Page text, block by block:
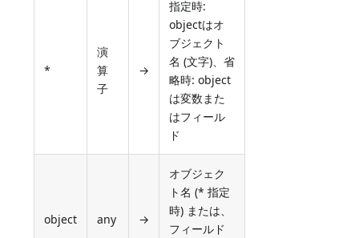
*
演
算
子
→
指定時:
objectはオ
ブジェクト
名 (文字)、省
略時: object
は変数また
はフィール
ド
object any →
オブジェク
ト名 (* 指定
時) または、
フィールド